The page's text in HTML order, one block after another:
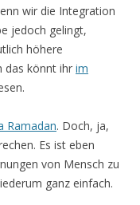
wir die Integration
jedoch gelingt,
höhere
das könnt ihr im
Ramadan. Doch, ja,
Es ist eben
von Mensch zu
ganz einfach.